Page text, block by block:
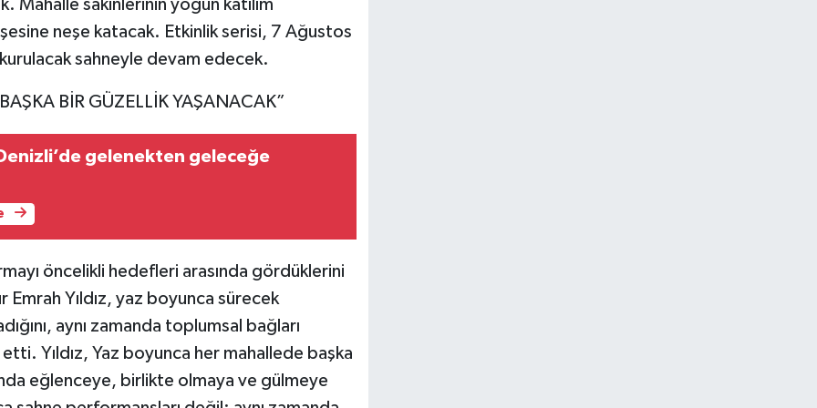
Mahalle sakinlerinin yoğun katılım
neşe katacak. Etkinlik serisi, 7 Ağustos
sahneyle devam edecek.
BİR GÜZELLİK YAŞANACAK”
gelenekten geleceğe
öncelikli hedefleri arasında gördüklerini
Yıldız, yaz boyunca sürecek
aynı zamanda toplumsal bağları
Yıldız, Yaz boyunca her mahallede başka
eğlenceye, birlikte olmaya ve gülmeye